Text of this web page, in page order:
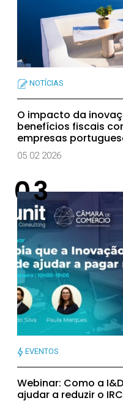
NOTÍCIAS
O impacto da
benefícios fiscais
empresas
05 02 2026
EVENTOS
Webinar: Como a
ajudar a reduzir o